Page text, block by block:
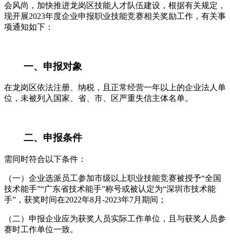
会风尚，加快推进龙岗区技能人才队伍建设，根据有关规定，
现开展2023年度企业申报职业技能竞赛相关奖励工作，有关事
项通知如下：
一、申报对象
在龙岗区依法注册、纳税，且正常经营一年以上的企业法人单
位，未被列入国家、省、市、区严重失信主体名单。
二、申报条件
需同时符合以下条件：
（一）企业选派员工参加市级以上职业技能竞赛被授予“全国
技术能手”“广东省技术能手”称号或被认定为“深圳市技术能
手”，获奖时间在2022年8月-2023年7月期间；
（二）申报企业应为获奖人员实际工作单位，且与获奖人员参
赛时工作单位一致。